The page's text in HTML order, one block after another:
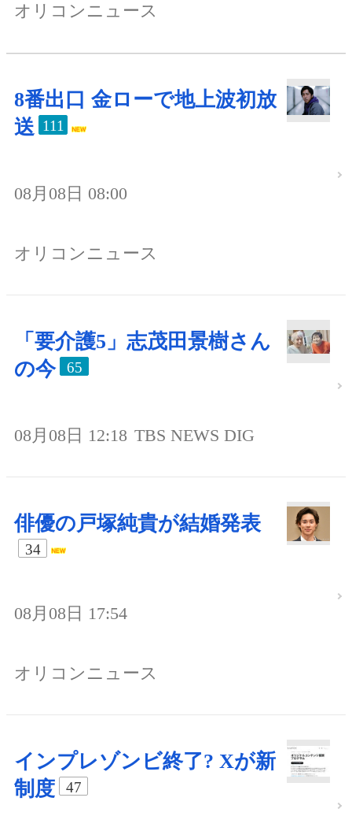
オリコンニュース
8番出口 金ローで地上波初放
送 111
08月08日 08:00
オリコンニュース
「要介護5」志茂田景樹さん
の今
65
08月08日 12:18 TBS NEWS DIG
俳優の戸塚純貴が結婚発表
34
08月08日 17:54
オリコンニュース
インプレゾンビ終了? Xが新
制度
47